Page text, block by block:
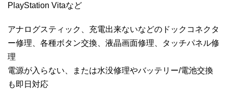
PlayStation Vitaなど
アナログスティック、充電出来ないなどのドックコネクタ
ー修理、各種ボタン交換、液晶画面修理、タッチパネル修
理
電源が入らない、または水没修理やバッテリー/電池交換
も即日対応